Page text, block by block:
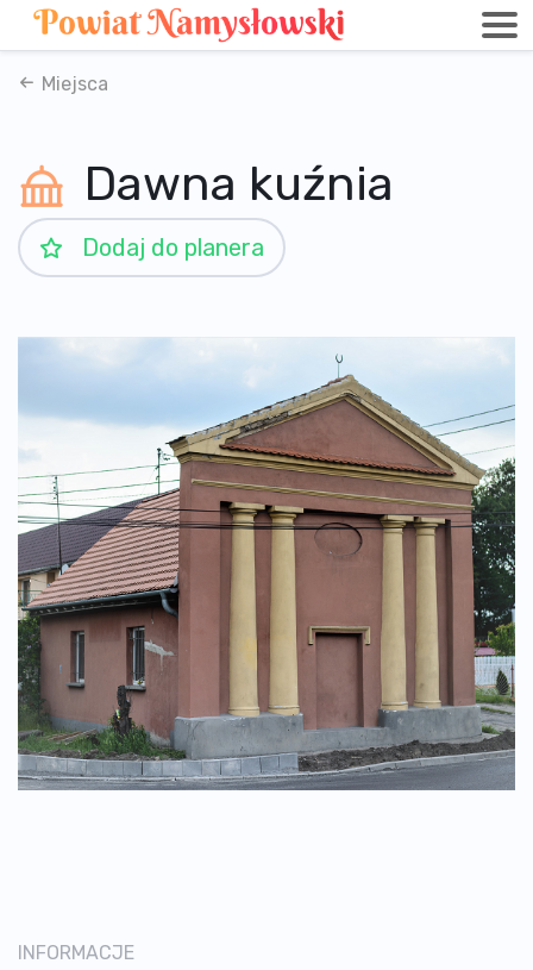
Miejsca
Dawna kuźnia
Dodaj do planera
INFORMACJE